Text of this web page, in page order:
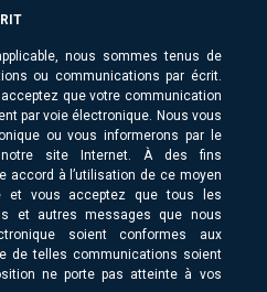
nous sommes tenus de
ou communications par écrit.
que votre communication
par voie électronique. Nous vous
ou vous informerons par le
notre site Internet. À des fins
accord à l’utilisation de ce moyen
et vous acceptez que tous les
et autres messages que nous
soient conformes aux
de telles communications soient
ne porte pas atteinte à vos